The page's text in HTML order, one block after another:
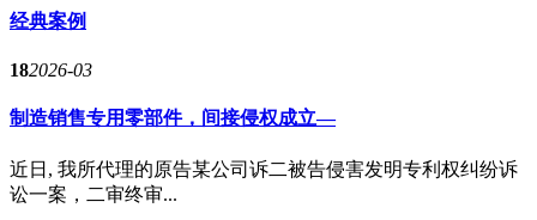
经典案例
182026-03
制造销售专用零部件，间接侵权成立—
近日, 我所代理的原告某公司诉二被告侵害发明专利权纠纷诉
讼一案，二审终审...